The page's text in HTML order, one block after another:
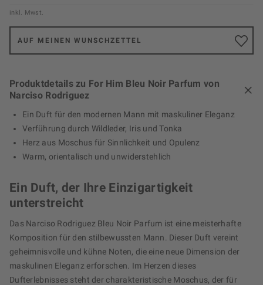
inkl. Mwst.
AUF MEINEN WUNSCHZETTEL
Produktdetails zu For Him Bleu Noir Parfum von
Narciso Rodriguez
Ein Duft für den modernen Mann mit maskuliner Eleganz
Verführung durch Wildleder, Iris und Tonka
Herz aus Moschus für Sinnlichkeit und Opulenz
Warm, orientalisch und unwiderstehlich
Ein Duft, der Ihre Einzigartigkeit
unterstreicht
Das Narciso Rodriguez Bleu Noir Parfum ist eine meisterhafte
Komposition für den stilbewussten Mann. Dieser Duft vereint
geheimnisvolle und kühne Noten, die eine neue Dimension der
maskulinen Eleganz erforschen. Im Herzen dieses
Dufterlebnisses steht der charakteristische Moschus, der für